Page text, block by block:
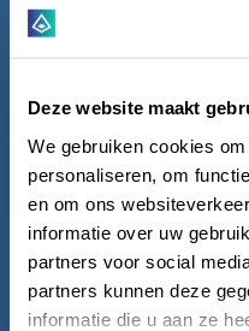
Deze website maakt
We gebruiken cookies
personaliseren, om
en om ons
informatie over uw
partners voor social
partners kunnen deze
informatie die u aan ze